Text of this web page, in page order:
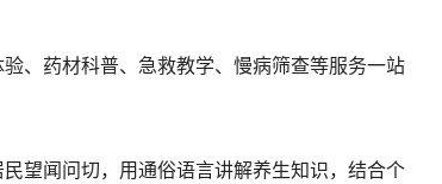
药材科普、急救教学、慢病筛查等服务一站
闻问切，用通俗语言讲解养生知识，结合个